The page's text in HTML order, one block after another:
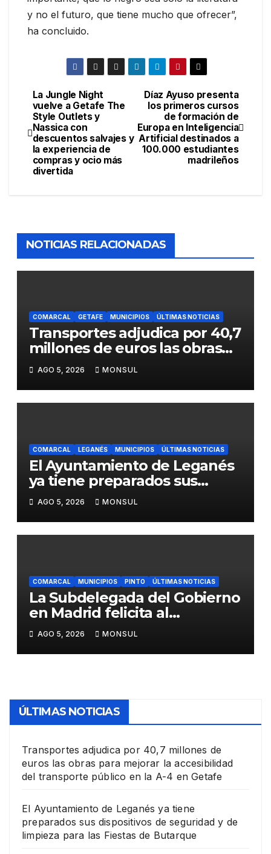
y no el futuro, que tiene mucho que ofrecer”,
ha concluido.
Díaz Ayuso presenta
los primeros cursos
de formación de
Europa en Inteligencia
Artificial destinados a
100.000 estudiantes
madrileños
La Jungle Night
vuelve a Getafe The
Style Outlets y
Nassica con
descuentos salvajes y
la experiencia de
compras y ocio más
divertida
NOTICIAS RELACIONADAS
COMARCAL GETAFE MUNICIPIOS ÚLTIMAS NOTICIAS
Transportes adjudica por 40,7
millones de euros las obras
para mejorar la accesibilidad
del transporte público en la
A-4 en Getafe
AGO 5, 2026 MONSUL
COMARCAL LEGANÉS MUNICIPIOS ÚLTIMAS NOTICIAS
El Ayuntamiento de Leganés
ya tiene preparados sus
dispositivos de seguridad y
de limpieza para las Fiestas
de Butarque
AGO 5, 2026 MONSUL
COMARCAL MUNICIPIOS PINTO ÚLTIMAS NOTICIAS
La Subdelegada del Gobierno
en Madrid felicita al
Ayuntamiento de Pinto por
su dispositivo de seguridad
en las Fiestas Patronales
AGO 5, 2026 MONSUL
ÚLTIMAS NOTICIAS
Transportes adjudica por 40,7 millones de
euros las obras para mejorar la accesibilidad
del transporte público en la A-4 en Getafe
El Ayuntamiento de Leganés ya tiene
preparados sus dispositivos de seguridad y de
limpieza para las Fiestas de Butarque